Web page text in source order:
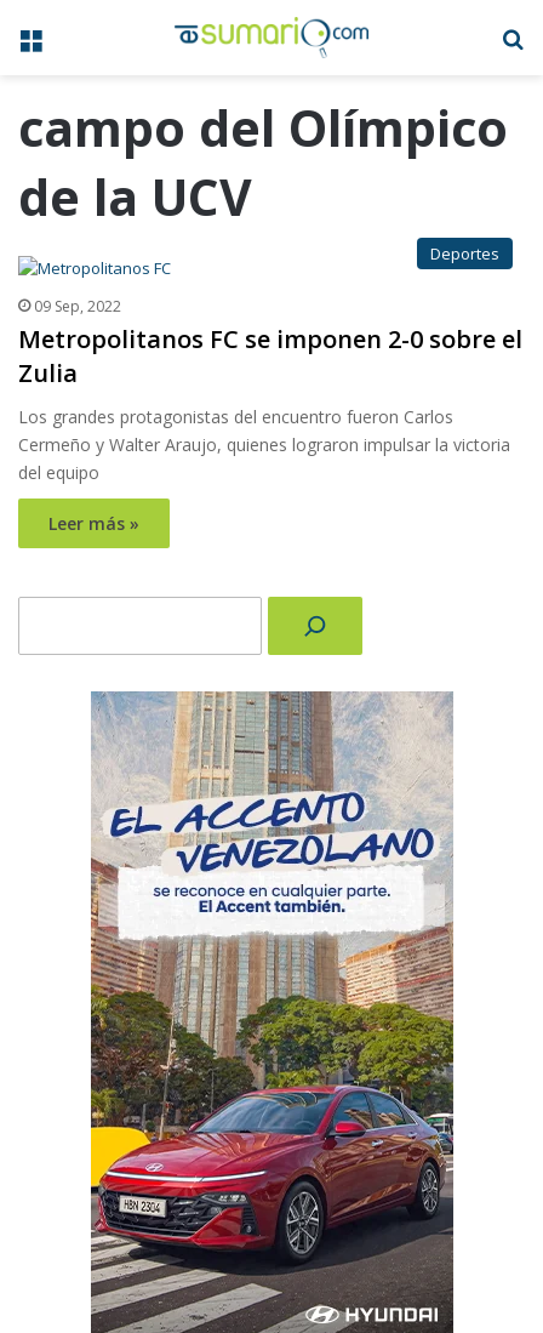
Menú
campo del Olímpico
de la UCV
Deportes
09 Sep, 2022
Metropolitanos FC se imponen 2-0 sobre el
Zulia
Los grandes protagonistas del encuentro fueron Carlos
Cermeño y Walter Araujo, quienes lograron impulsar la victoria
del equipo
Leer más »